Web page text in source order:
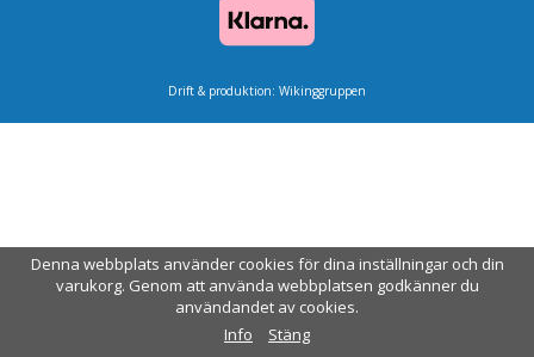
Drift & produktion: Wikinggruppen
Denna webbplats använder cookies för dina inställningar och din
varukorg. Genom att använda webbplatsen godkänner du
användandet av cookies.
Info
Stäng